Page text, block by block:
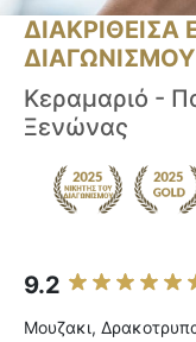
ΔΙΑΚΡΙΘΕΙΣΑ
ΔΙΑΓΩΝΙΣΜΟΥ
Κεραμαριό -
Ξενώνας
9.2
Μουζακι,